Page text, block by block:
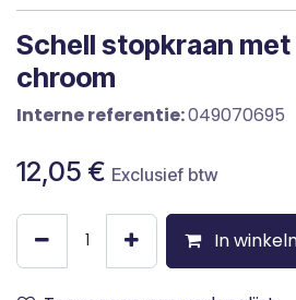
Schell stopkraan
chroom
Interne referentie:049070695
12,05 € Exclusief btw
In